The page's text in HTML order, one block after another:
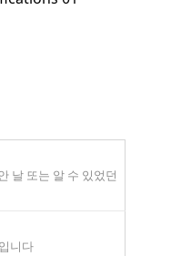
날 또는 알 수 있었던
니다